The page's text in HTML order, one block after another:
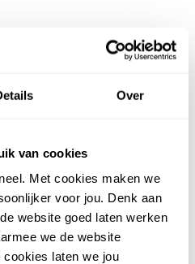
Over
van cookies
Met cookies maken we
voor jou. Denk aan
website goed laten werken
we de website
laten we jou